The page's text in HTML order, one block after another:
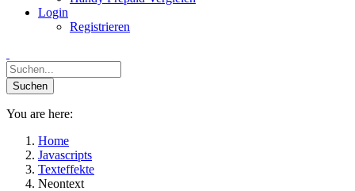
Login
Registrieren
You are here:
Home
Javascripts
Texteffekte
Neontext